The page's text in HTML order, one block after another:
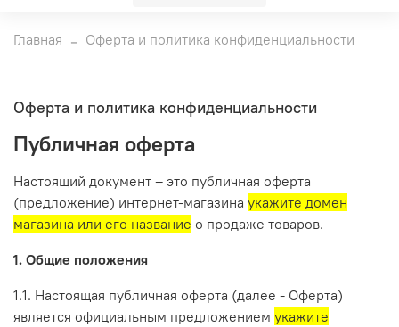
Главная Оферта и политика конфиденциальности
Оферта и политика конфиденциальности
Публичная оферта
Настоящий документ – это публичная оферта
(предложение) интернет-магазина укажите домен
магазина или его название о продаже товаров.
1. Общие положения
1.1. Настоящая публичная оферта (далее - Оферта)
является официальным предложением укажите